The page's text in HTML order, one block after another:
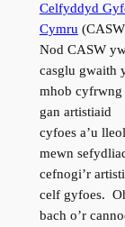
Celfyddyd
Cymru
Nod CASW
casglu gwaith
mhob cyfrwng
gan artistiaid
cyfoes a’u
mewn
cefnogi’r
celf gyfoes.
bach o’r